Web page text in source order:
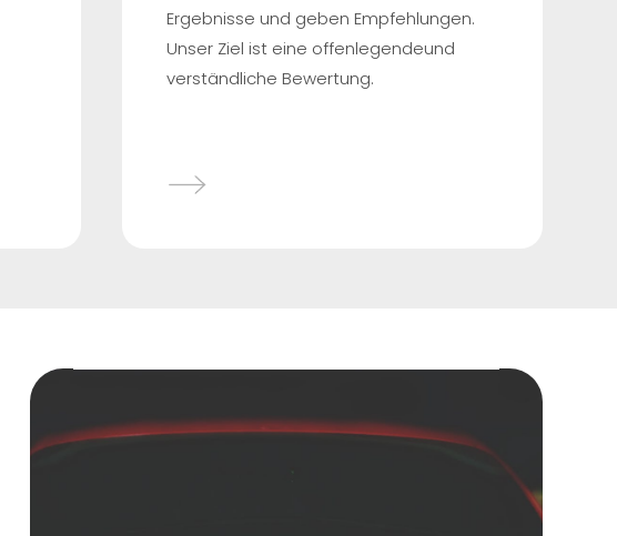
Ergebnisse und geben Empfehlungen.
Unser Ziel ist eine offenlegendeund
verständliche Bewertung.